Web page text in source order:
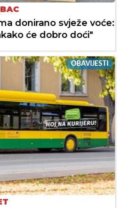
donirano svježe voće:
će dobro doći"
OBAVIJESTI